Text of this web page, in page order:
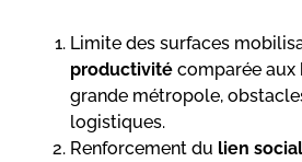
Limite des surfaces
productivité comparée aux
grande métropole,
logistiques.
Renforcement du lien social